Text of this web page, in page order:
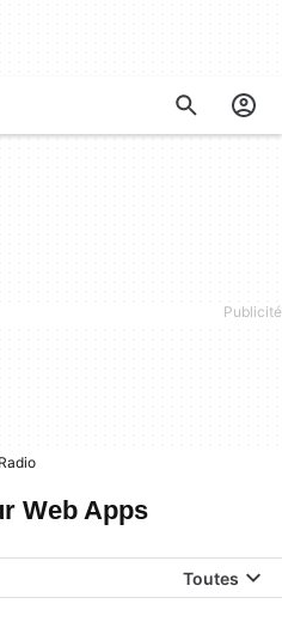
Web Apps
Toutes